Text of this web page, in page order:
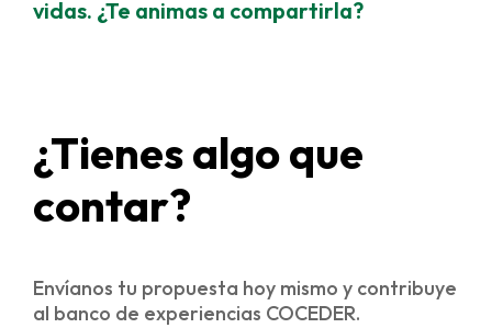
vidas. ¿Te animas a compartirla?
¿Tienes algo que
contar?
Envíanos tu propuesta hoy mismo y contribuye
al banco de experiencias COCEDER.